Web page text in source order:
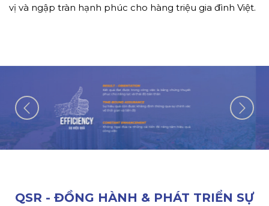
vị và ngập tràn hạnh phúc cho hàng triệu gia đình Việt.
QSR - ĐỒNG HÀNH & PHÁT TRIỂN SỰ